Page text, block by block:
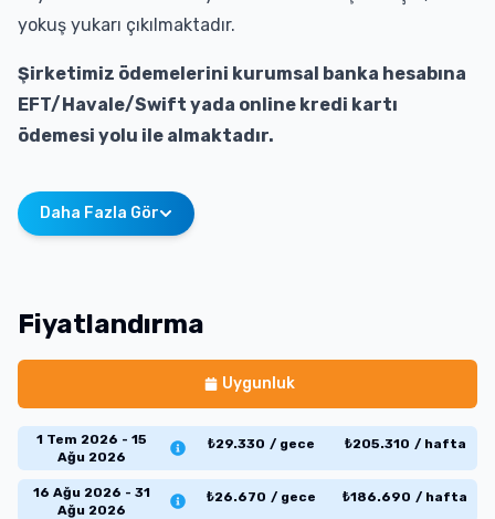
yokuş yukarı çıkılmaktadır.
Şirketimiz ödemelerini kurumsal banka hesabına
EFT/Havale/Swift yada online kredi kartı
ödemesi yolu ile almaktadır.
Daha Fazla Gör
Fiyatlandırma
Uygunluk
1 Tem 2026 - 15
Ağu 2026
₺29.330 / gece ₺205.310 / hafta
16 Ağu 2026 - 31
Ağu 2026
₺26.670 / gece ₺186.690 / hafta